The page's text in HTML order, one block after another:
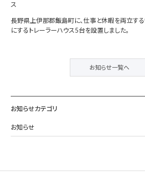
ス
長野県上伊那郡飯島町に、仕事と休暇を両立す
にするトレーラーハウス5台を設置しました。
お知らせ一覧へ
お知らせカテゴリ
お知らせ